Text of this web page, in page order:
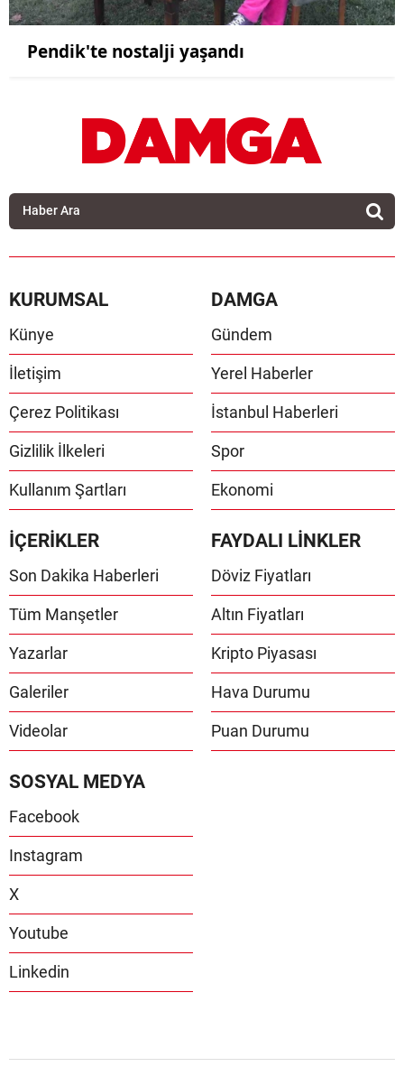
Pendik'te nostalji yaşandı
KURUMSAL
Künye
İletişim
Çerez Politikası
Gizlilik İlkeleri
Kullanım Şartları
DAMGA
Gündem
Yerel Haberler
İstanbul Haberleri
Spor
Ekonomi
İÇERİKLER
Son Dakika Haberleri
Tüm Manşetler
Yazarlar
Galeriler
Videolar
FAYDALI LİNKLER
Döviz Fiyatları
Altın Fiyatları
Kripto Piyasası
Hava Durumu
Puan Durumu
SOSYAL MEDYA
Facebook
Instagram
X
Youtube
Linkedin